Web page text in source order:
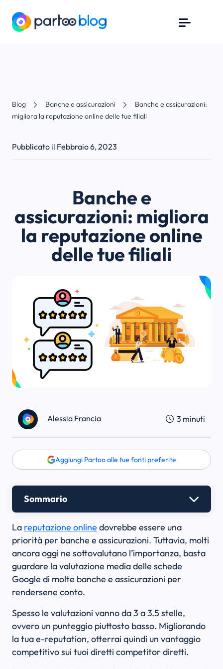
Blog Banche e assicurazioni
Banche e assicurazioni:
migliora la reputazione online delle tue filiali
Pubblicato il Febbraio 6, 2023
Banche e
assicurazioni: migliora
la reputazione online
delle tue filiali
Alessia Francia 3 minuti
Aggiungi Partoo alle tue fonti preferite
Sommario
La reputazione online dovrebbe essere una
priorità per banche e assicurazioni. Tuttavia, molti
ancora oggi ne sottovalutano l’importanza, basta
guardare la valutazione media delle schede
Google di molte banche e assicurazioni per
rendersene conto.
Spesso le valutazioni vanno da 3 a 3.5 stelle,
ovvero un punteggio piuttosto basso. Migliorando
la tua e-reputation, otterrai quindi un vantaggio
competitivo sui tuoi diretti competitor diretti.